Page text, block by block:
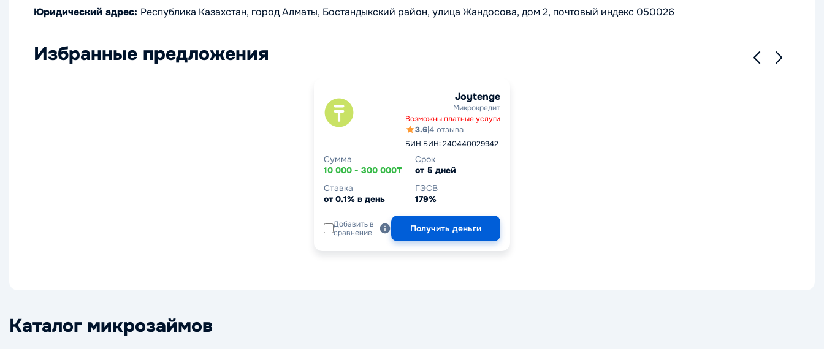
Юридический адрес: Республика Казахстан, город Алматы, Бостандыкский район, улица Жандосова, дом 2, почтовый индекс 050026
Избранные предложения
Joytenge
Микрокредит
Возможны платные услуги
БИН БИН: 240440029942
3.6|4 отзыва
Сумма
10 000 - 300 000₸
Срок
от 5 дней
Ставка
от 0.1% в день
ГЭСВ
179%
Добавить в
сравнение
Получить деньги
Каталог микрозаймов